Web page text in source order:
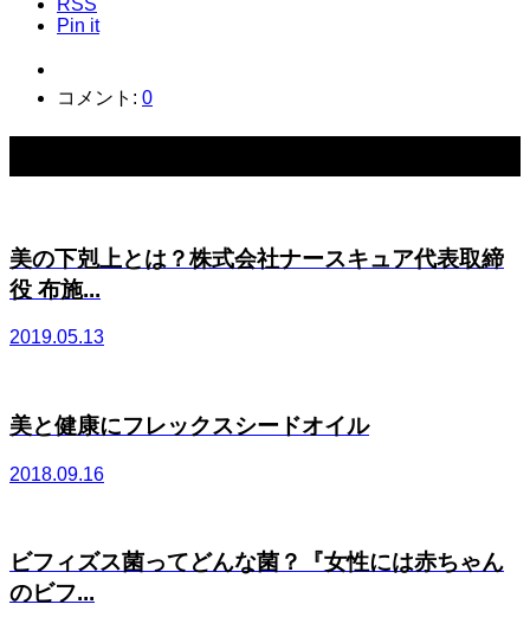
RSS
Pin it
コメント: 0
美の下剋上とは？株式会社ナースキュア代表取締
役 布施...
2019.05.13
美と健康にフレックスシードオイル
2018.09.16
ビフィズス菌ってどんな菌？『女性には赤ちゃん
のビフ...